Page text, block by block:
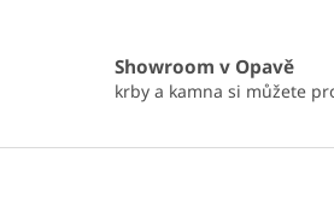
Showroom v Opavě
krby a kamna si můžete
Z